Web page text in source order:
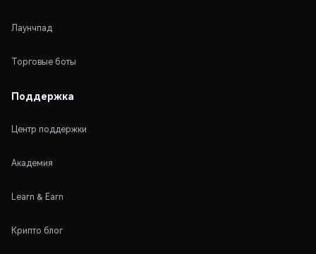
Лаунчпад
Торговые боты
Поддержка
Центр поддержки
Академия
Learn & Earn
Крипто блог